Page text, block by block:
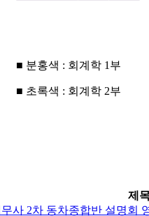
■ 분홍색 : 회계학 1부
■ 초록색 : 회계학 2부
제
무사 2차 동차종합반 설명회